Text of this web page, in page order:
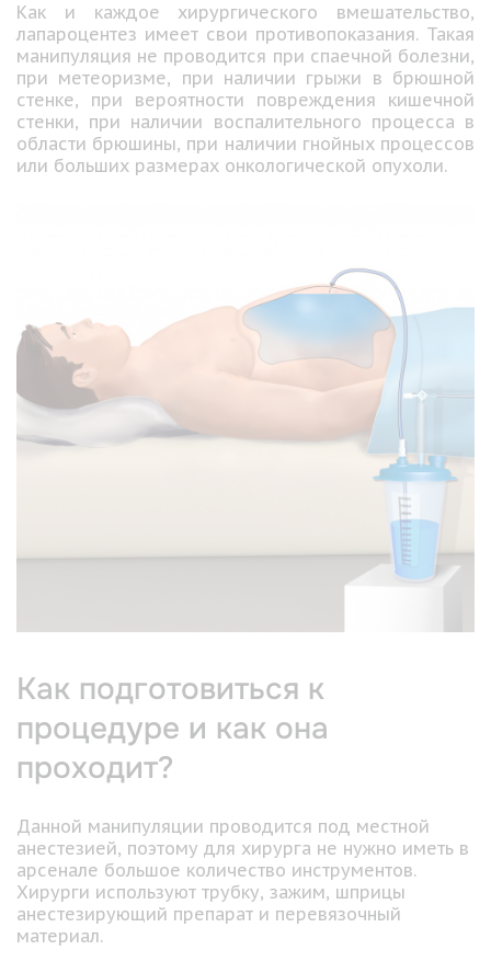
Как и каждое хирургического вмешательство,
лапароцентез имеет свои противопоказания. Такая
манипуляция не проводится при спаечной болезни,
при метеоризме, при наличии грыжи в брюшной
стенке, при вероятности повреждения кишечной
стенки, при наличии воспалительного процесса в
области брюшины, при наличии гнойных процессов
или больших размерах онкологической опухоли.
Как подготовиться к
процедуре и как она
проходит?
Данной манипуляции проводится под местной
анестезией, поэтому для хирурга не нужно иметь в
арсенале большое количество инструментов.
Хирурги используют трубку, зажим, шприцы
анестезирующий препарат и перевязочный
материал.